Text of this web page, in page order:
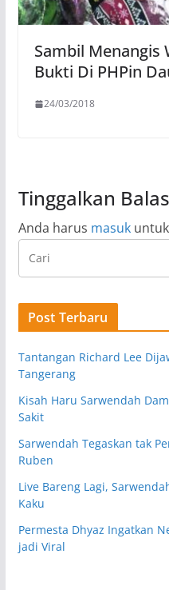
Sambil Menangis
Bukti Di PHPin
24/03/2018
Tinggalkan
Anda harus masuk
Post Terbaru
Tantangan Richard Lee
Tangerang
Kisah Haru Sarwendah
Sakit
Sarwendah Tegaskan tak
Ruben
Live Bareng Lagi,
Kaku
Permesta Dhyaz Ingatkan
jadi Viral